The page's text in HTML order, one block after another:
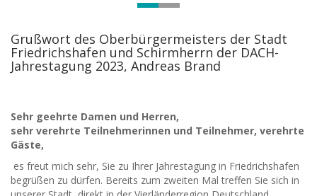
Grußwort des Oberbürgermeisters der Stadt
Friedrichshafen und Schirmherrn der DACH-
Jahrestagung 2023, Andreas Brand
Sehr geehrte Damen und Herren,
sehr verehrte Teilnehmerinnen und Teilnehmer, verehrte
Gäste,
es freut mich sehr, Sie zu Ihrer Jahrestagung in Friedrichshafen
begrüßen zu dürfen. Bereits zum zweiten Mal treffen Sie sich in